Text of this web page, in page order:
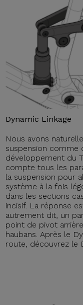
Dynamic Linkage
Nous avons
suspension comme
développement du
compte tous les
la suspension pour
système à la fois
dans les sections
incisif. La réponse
autrement dit, un
point de pivot
haubans. Après le
route, découvrez le